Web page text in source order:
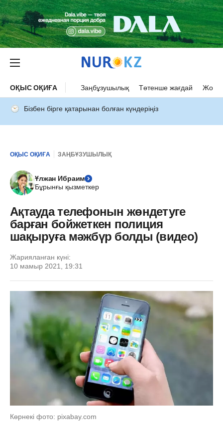
ОҚЫС ОҚИҒА Заңбұзушылық Төтенше жағдай Жол
Бізбен бірге қатарынан болған күндеріңіз
ОҚЫС ОҚИҒА ЗАҢБҰЗУШЫЛЫҚ
Ұлжан Ибраим
Бұрынғы қызметкер
Ақтауда телефонын жөндетуге
барған бойжеткен полиция
шақыруға мәжбүр болды (видео)
Жарияланған күні:
10 мамыр 2021, 19:31
Көрнекі фото: pixabay.com